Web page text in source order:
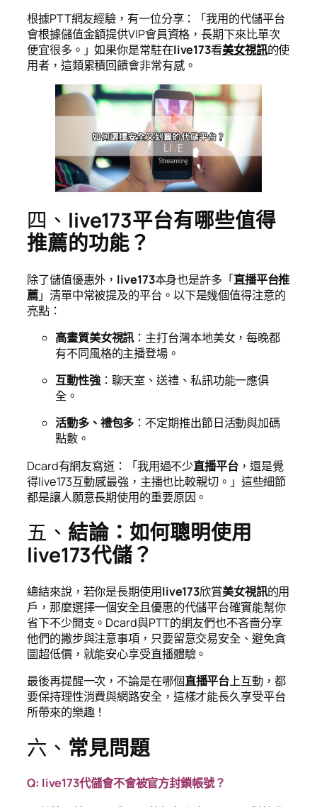
根據PTT網友經驗，有一位分享：「我用的代儲平台
會根據儲值金額提供VIP會員資格，長期下來比單次
便宜很多。」如果你是常駐在live173看美女視訊的使
用者，這類累積回饋會非常有感。
四、 live173平台有哪些值得
推薦的功能？
除了儲值優惠外， live173本身也是許多「直播平台推
薦」清單中常被提及的平台。以下是幾個值得注意的
亮點：
高畫質美女視訊：主打台灣本地美女，每晚都
有不同風格的主播登場。
互動性強：聊天室、送禮、私訊功能一應俱
全。
活動多、禮包多 ：不定期推出節日活動與加碼
點數。
Dcard有網友寫道：「我用過不少直播平台，還是覺
得live173互動感最強，主播也比較親切。」這些細節
都是讓人願意長期使用的重要原因。
五、 結論：如何聰明使用
live173代儲？
總結來說，若你是長期使用live173欣賞美女視訊的用
戶，那麼選擇一個安全且優惠的代儲平台確實能幫你
省下不少開支。Dcard與PTT的網友們也不吝嗇分享
他們的撇步與注意事項，只要留意交易安全、避免貪
圖超低價，就能安心享受直播體驗。
最後再提醒一次，不論是在哪個直播平台上互動，都
要保持理性消費與網路安全，這樣才能長久享受平台
所帶來的樂趣！
六、 常見問題
Q: live173代儲會不會被官方封鎖帳號？